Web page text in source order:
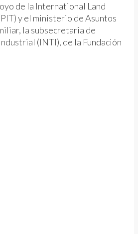
de la International Land
y el ministerio de Asuntos
la subsecretaria de
(INTI), de la Fundación